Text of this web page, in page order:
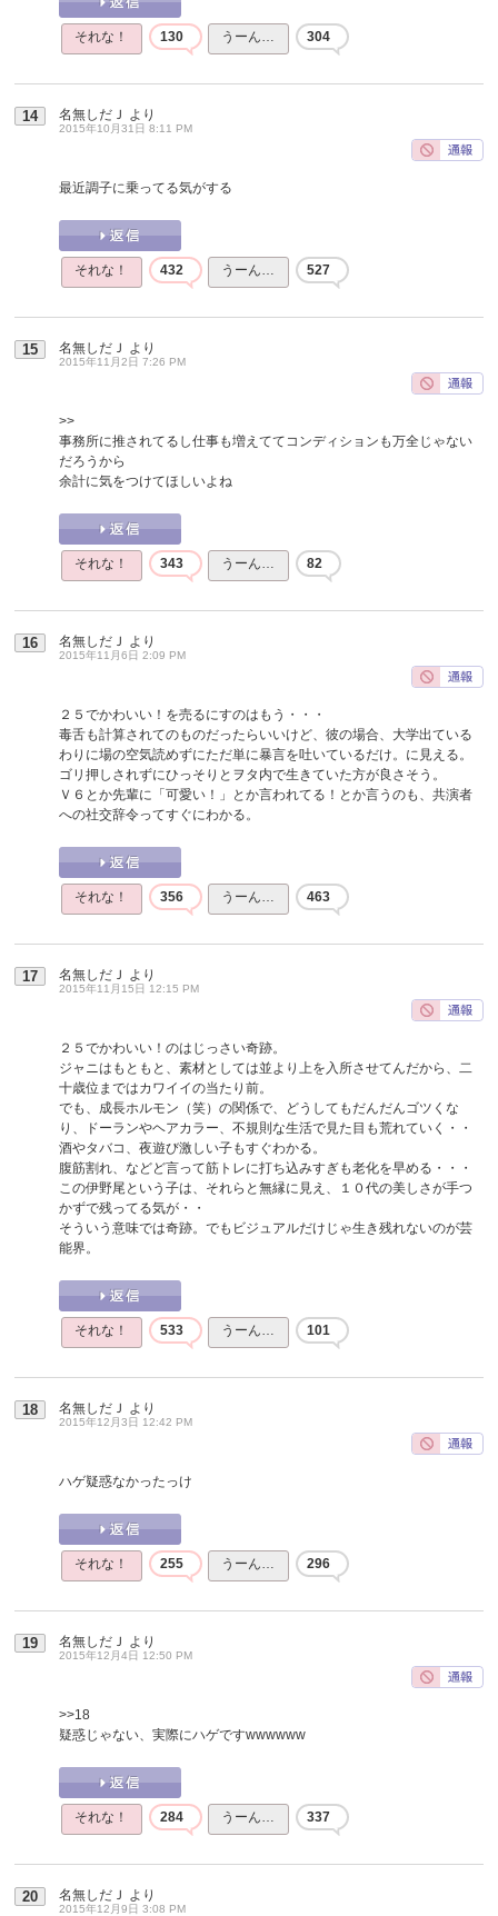
それな！ 130 うーん… 304
14 名無しだＪ より
2015年10月31日 8:11 PM
最近調子に乗ってる気がする
それな！ 432 うーん… 527
15 名無しだＪ より
2015年11月2日 7:26 PM
>>
事務所に推されてるし仕事も増えててコンディションも万全じゃない
だろうから
余計に気をつけてほしいよね
それな！ 343 うーん… 82
16 名無しだＪ より
2015年11月6日 2:09 PM
２５でかわいい！を売るにすのはもう・・・
毒舌も計算されてのものだったらいいけど、彼の場合、大学出ている
わりに場の空気読めずにただ単に暴言を吐いているだけ。に見える。
ゴリ押しされずにひっそりとヲタ内で生きていた方が良さそう。
Ｖ６とか先輩に「可愛い！」とか言われてる！とか言うのも、共演者
への社交辞令ってすぐにわかる。
それな！ 356 うーん… 463
17 名無しだＪ より
2015年11月15日 12:15 PM
２５でかわいい！のはじっさい奇跡。
ジャニはもともと、素材としては並より上を入所させてんだから、二
十歳位まではカワイイの当たり前。
でも、成長ホルモン（笑）の関係で、どうしてもだんだんゴツくな
り、ドーランやヘアカラー、不規則な生活で見た目も荒れていく・・
酒やタバコ、夜遊び激しい子もすぐわかる。
腹筋割れ、などど言って筋トレに打ち込みすぎも老化を早める・・・
この伊野尾という子は、それらと無縁に見え、１０代の美しさが手つ
かずで残ってる気が・・
そういう意味では奇跡。でもビジュアルだけじゃ生き残れないのが芸
能界。
それな！ 533 うーん… 101
18 名無しだＪ より
2015年12月3日 12:42 PM
ハゲ疑惑なかったっけ
それな！ 255 うーん… 296
19 名無しだＪ より
2015年12月4日 12:50 PM
>>18
疑惑じゃない、実際にハゲですwwwwww
それな！ 284 うーん… 337
20 名無しだＪ より
2015年12月9日 3:08 PM